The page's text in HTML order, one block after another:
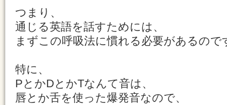
つまり、
通じる英語を話すためには、
まずこの呼吸法に慣れる必要があるので
特に、
PとかDとかTなんて音は、
唇とか舌を使った爆発音なので、